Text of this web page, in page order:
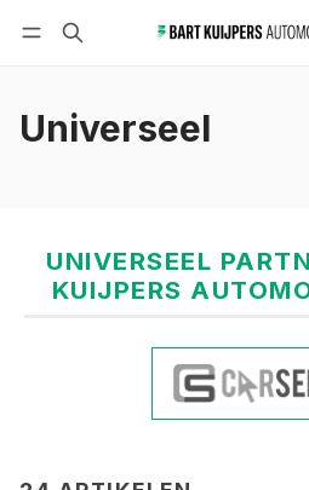
Universeel
UNIVERSEEL
KUIJPERS